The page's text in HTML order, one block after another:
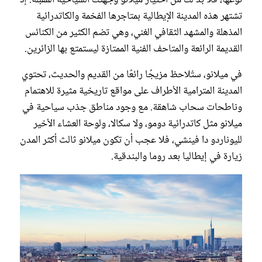
تشتهر هذه المدينة الإيطالية بمتاجرها الفخمة والكاتدرائية
المذهلة والمشهد الثقافي الغني، وهي تضم الكثير من الكنائس
القديمة الرائعة والمتاحف الفنية الممتازة ليستمتع بها الزائرين.
في ميلانو، ستُلاحظ مزيجًا رائعًا من القديم والحديث، تحتوي
المدينة المترامية الأطراف على مواقع تاريخية مثيرة للاهتمام
وناطحات سحاب شاهقة. مع وجود مناطق جذب سياحية في
ميلانو مثل كاتدرائية دومو، ولا سكالا، ولوحة العشاء الأخير
لليوناردو دا فينشي، فلا عجب أن تكون ميلانو ثالث أكثر المدن
زيارة في إيطاليا بعد روما والبندقية.
غلاف رفمي